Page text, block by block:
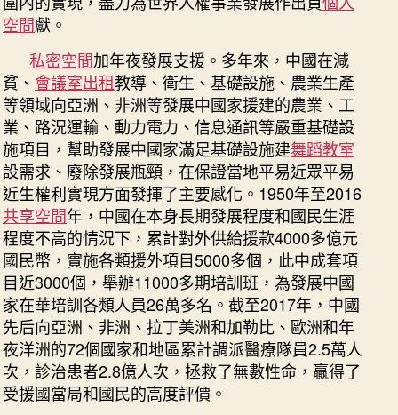
作
的
成
長
提
高》
白
皮
書
_
中
國
成
長
門
戶
網
空間獻。
私密空間加年夜發展支援。多年來，中國在減
貧、 會議室出租教導、衛生、基礎設施、農業生產
等領域向亞洲、非洲等發展中國家援建的農業、工
業、路況運輸、動力電力、信息通訊等嚴重基礎設
施項目，幫助發展中國家滿足基礎設施建舞蹈教室
設需求、廢除發展瓶頸，在保證當地平易近眾平易
近生權利實現方面發揮了主要感化。1950年至2016
共享空間年，中國在本身長期發展程度和國民生涯
程度不高的情況下，累計對外供給援款4000多億元
國民幣，實施各類援外項目5000多個，此中成套項
目近3000個，舉辦11000多期培訓班，為發展中國
家在華培訓各類人員26萬多名。截至2017年，中國
先后向亞洲、非洲、拉丁美洲和加勒比、歐洲和年
夜洋洲的72個國家和地區累計調派醫療隊員2.5萬人
次，診治患者2.8億人次，拯救了無數性命，贏得了
受援國當局和國民的高度評價。